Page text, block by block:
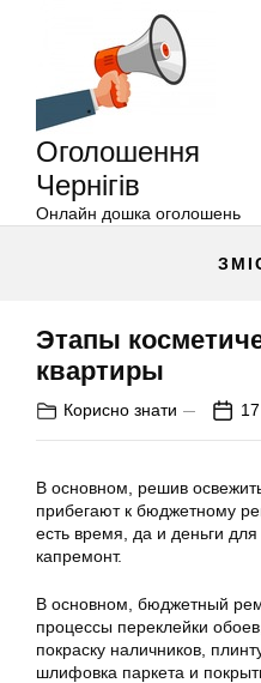
Оголошення
Чернігів
Онлайн дошка оголошень
Этапы
квартиры
Корисно знати
В основном, решив
прибегают к бюджетному
есть время, да и деньги
капремонт.
В основном, бюджетный
процессы переклейки
покраску наличников,
шлифовка паркета и